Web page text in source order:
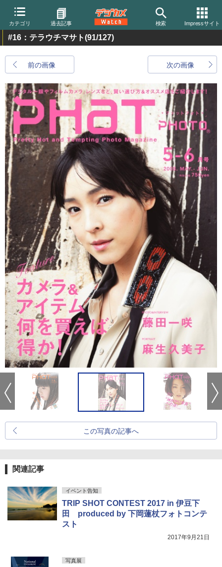
カテゴリ 過去記事 検索 Impressサイト
#16：テラウチマサト(91/127)
前の画像 次の画像
この写真の記事へ
関連記事
イベント告知
TRIP SHOT CONTEST 2017 in 伊豆下
田 produced by 下岡蓮杖フォトコンテ
スト
2017年9月21日
写真展